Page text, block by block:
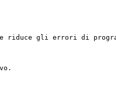
gli errori di